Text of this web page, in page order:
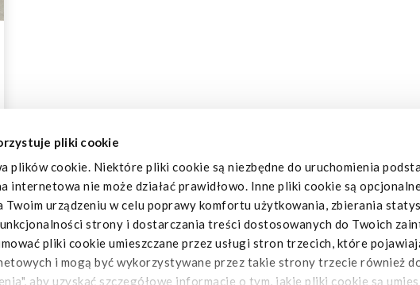
pliki cookie
plików cookie. Niektóre pliki cookie są niezbędne do uruchomienia
internetowa nie może działać prawidłowo. Inne pliki cookie są
Twoim urządzeniu w celu poprawy komfortu użytkowania, zbierania
strony i dostarczania treści dostosowanych do Twoich
pliki cookie umieszczane przez usługi stron trzecich, które
i mogą być wykorzystywane przez takie strony trzecie również
aby uzyskać szczegółowe informacje o tym, jakie pliki cookie są